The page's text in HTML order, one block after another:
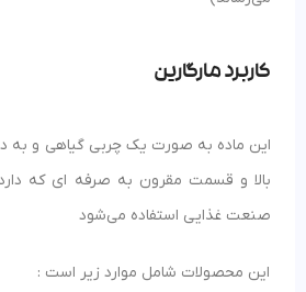
کاربرد مارگارین
این ماده به صورت یک چربی گیاهی و به
بالا و قسمت مقرون به صرفه ای که
صنعت غذایی استفاده می‌شود
این محصولات شامل موارد زیر است :